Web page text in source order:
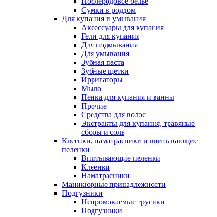
Сумки в роддом
Для купания и умывания
Аксессуары для купания
Гели для купания
Для подмывания
Для умывания
Зубная паста
Зубные щетки
Ирригаторы
Мыло
Пенка для купания и ванны
Прочие
Средства для волос
Экстракты для купания, травяные
сборы и соль
Клеенки, наматрасники и впитывающие
пеленки
Впитывающие пеленки
Клеенки
Наматрасники
Маникюрные принадлежности
Подгузники
Непромокаемые трусики
Подгузники